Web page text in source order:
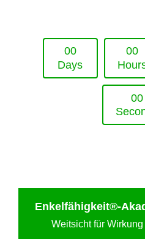
00
Days
00
00
Enkelfähigkeit®-
Weitsicht für